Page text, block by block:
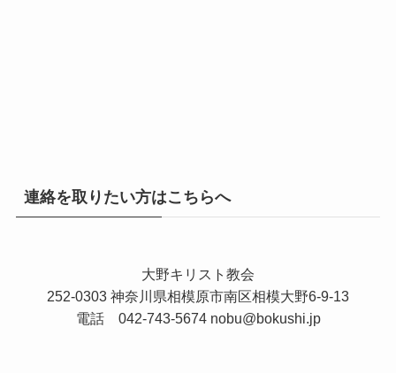
連絡を取りたい方はこちらへ
大野キリスト教会
252-0303 神奈川県相模原市南区相模大野6-9-13
電話 042-743-5674nobu@bokushi.jp